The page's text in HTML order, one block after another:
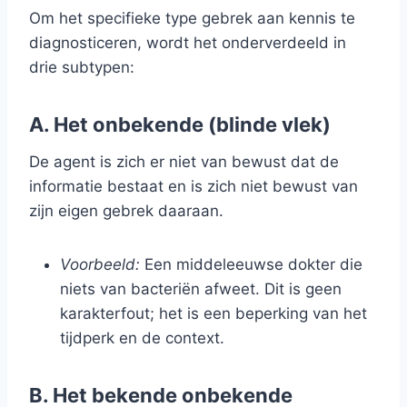
Om het specifieke type gebrek aan kennis te
diagnosticeren, wordt het onderverdeeld in
drie subtypen:
A. Het onbekende (blinde vlek)
De agent is zich er niet van bewust dat de
informatie bestaat en is zich niet bewust van
zijn eigen gebrek daaraan.
Voorbeeld: Een middeleeuwse dokter die
niets van bacteriën afweet. Dit is geen
karakterfout; het is een beperking van het
tijdperk en de context.
B. Het bekende onbekende